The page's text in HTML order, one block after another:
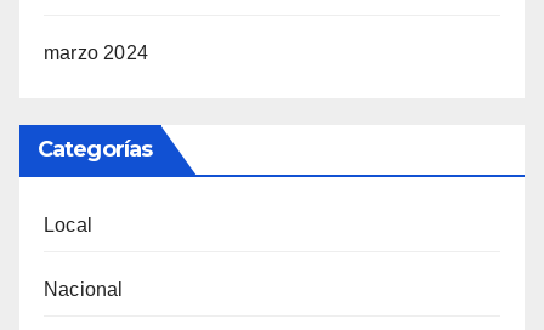
marzo 2024
Categorías
Local
Nacional